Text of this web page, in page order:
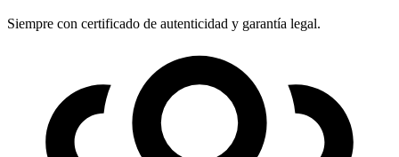
Siempre con certificado de autenticidad y garantía legal.